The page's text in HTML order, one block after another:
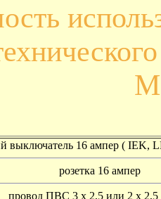
выключатель 16 ампер (
розетка 16 ампер
провод ПВС 3 х 2,5 или 2 х 2,5